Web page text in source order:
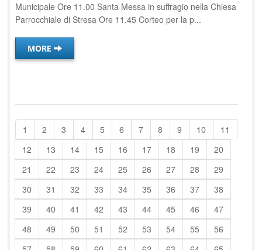
Municipale Ore 11.00 Santa Messa in suffragio nella Chiesa
Parrocchiale di Stresa Ore 11.45 Corteo per la p...
MORE
1 2 3 4 5 6 7 8 9 10
11
12
13 14 15 16 17 18 19
20
21
22 23 24 25 26 27 28
29
30
31 32 33 34 35 36 37
38
39
40 41 42 43 44 45 46
47
48
49 50 51 52 53 54 55
56